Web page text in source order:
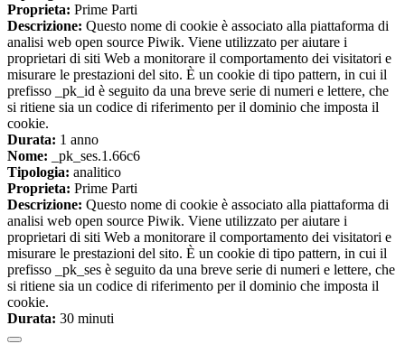
Proprieta: Prime Parti
Descrizione: Questo nome di cookie è associato alla piattaforma di
analisi web open source Piwik. Viene utilizzato per aiutare i
proprietari di siti Web a monitorare il comportamento dei visitatori e
misurare le prestazioni del sito. È un cookie di tipo pattern, in cui il
prefisso _pk_id è seguito da una breve serie di numeri e lettere, che
si ritiene sia un codice di riferimento per il dominio che imposta il
cookie.
Durata: 1 anno
Nome: _pk_ses.1.66c6
Tipologia: analitico
Proprieta: Prime Parti
Descrizione: Questo nome di cookie è associato alla piattaforma di
analisi web open source Piwik. Viene utilizzato per aiutare i
proprietari di siti Web a monitorare il comportamento dei visitatori e
misurare le prestazioni del sito. È un cookie di tipo pattern, in cui il
prefisso _pk_ses è seguito da una breve serie di numeri e lettere, che
si ritiene sia un codice di riferimento per il dominio che imposta il
cookie.
Durata: 30 minuti